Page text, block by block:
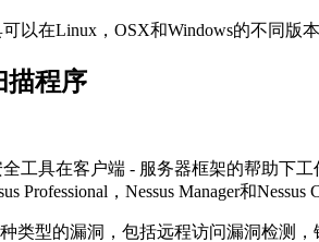
以在Linux，OSX和Windows的不同版本
描程序
工具在客户端 - 服务器框架的帮助下
Professional，Nessus Manager和Nessus
类型的漏洞，包括远程访问漏洞检测